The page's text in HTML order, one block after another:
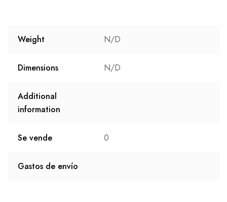
Weight N/D
Dimensions N/D
Additional
information
Se vende 0
Gastos de envío